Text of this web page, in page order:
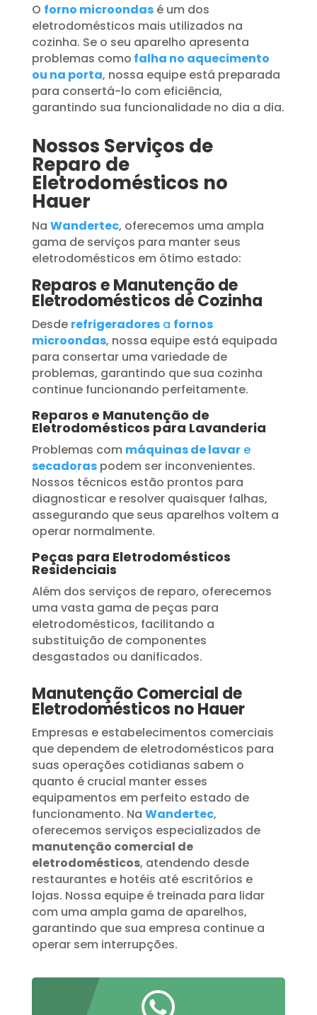
O forno microondasé um dos
eletrodomésticos mais utilizados na
cozinha. Se o seu aparelho apresenta
problemas como falha no aquecimento
ou na porta, nossa equipe está preparada
para consertá-lo com eficiência,
garantindo sua funcionalidade no dia a dia.
Nossos Serviços de
Reparo de
Eletrodomésticos no
Hauer
Na Wandertec, oferecemos uma ampla
gama de serviços para manter seus
eletrodomésticos em ótimo estado:
Reparos e Manutenção de
Eletrodomésticos de Cozinha
Desde refrigeradoresa fornos
microondas, nossa equipe está equipada
para consertar uma variedade de
problemas, garantindo que sua cozinha
continue funcionando perfeitamente.
Reparos e Manutenção de
Eletrodomésticos para Lavanderia
Problemas com máquinas de lavare
secadoraspodem ser inconvenientes.
Nossos técnicos estão prontos para
diagnosticar e resolver quaisquer falhas,
assegurando que seus aparelhos voltem a
operar normalmente.
Peças para Eletrodomésticos
Residenciais
Além dos serviços de reparo, oferecemos
uma vasta gama de peças para
eletrodomésticos, facilitando a
substituição de componentes
desgastados ou danificados.
Manutenção Comercial de
Eletrodomésticos no Hauer
Empresas e estabelecimentos comerciais
que dependem de eletrodomésticos para
suas operações cotidianas sabem o
quanto é crucial manter esses
equipamentos em perfeito estado de
funcionamento. Na Wandertec,
oferecemos serviços especializados de
manutenção comercial de
eletrodomésticos, atendendo desde
restaurantes e hotéis até escritórios e
lojas. Nossa equipe é treinada para lidar
com uma ampla gama de aparelhos,
garantindo que sua empresa continue a
operar sem interrupções.
